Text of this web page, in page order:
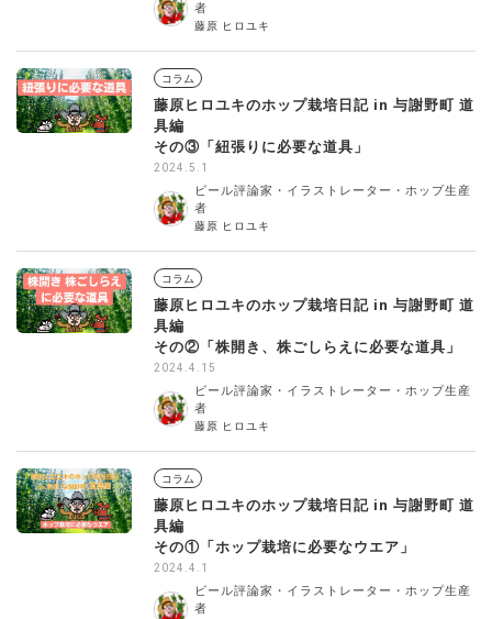
者
藤原 ヒロユキ
コラム
藤原ヒロユキのホップ栽培日記 in 与謝野町 道
具編
その③「紐張りに必要な道具」
2024.5.1
ビール評論家・イラストレーター・ホップ生産
者
藤原 ヒロユキ
コラム
藤原ヒロユキのホップ栽培日記 in 与謝野町 道
具編
その②「株開き、株ごしらえに必要な道具」
2024.4.15
ビール評論家・イラストレーター・ホップ生産
者
藤原 ヒロユキ
コラム
藤原ヒロユキのホップ栽培日記 in 与謝野町 道
具編
その①「ホップ栽培に必要なウエア」
2024.4.1
ビール評論家・イラストレーター・ホップ生産
者